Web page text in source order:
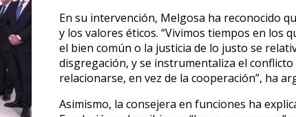
En su intervención, Melgosa ha reconocido
y los valores éticos. “Vivimos tiempos en los
el bien común o la justicia de lo justo se
disgregación, y se instrumentaliza el
relacionarse, en vez de la cooperación”, ha
Asimismo, la consejera en funciones ha